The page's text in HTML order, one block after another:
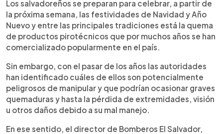
Escuchar artículo
Los salvadoreños se preparan para celebrar, a partir de
la próxima semana, las festividades de Navidad y Año
Nuevo y entre las principales tradiciones está la quema
de productos pirotécnicos que por muchos años se han
comercializado popularmente en el país.
Sin embargo, con el pasar de los años las autoridades
han identificado cuáles de ellos son potencialmente
peligrosos de manipular y que podrían ocasionar graves
quemaduras y hasta la pérdida de extremidades, visión
u otros daños debido a su mal manejo.
En ese sentido, el director de Bomberos El Salvador,